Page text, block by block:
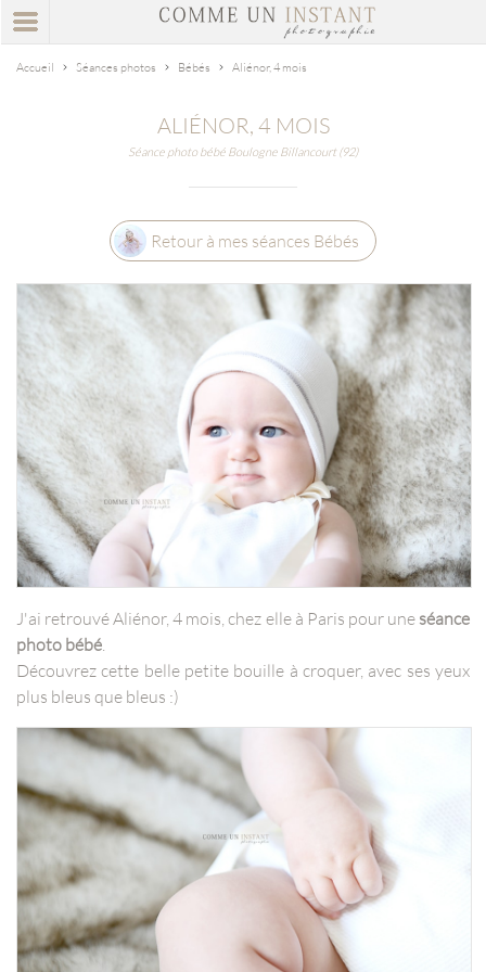
Accueil Séances photos Bébés Aliénor, 4 mois
ALIÉNOR, 4 MOIS
Séance photo bébé Boulogne Billancourt (92)
Retour à mes séances Bébés
J'ai retrouvé Aliénor, 4 mois, chez elle à Paris pour une séance
photo bébé
Découvrez cette belle petite bouille à croquer, avec ses yeux
plus bleus que bleus :)